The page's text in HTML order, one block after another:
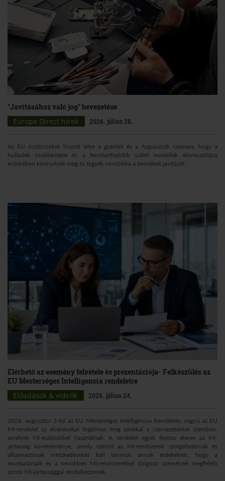
"Javításához való jog" bevezetése
Europe Direct hírek
2026. július 28.
Az EU ösztönzőket hozott létre a gyártók és a fogyasztók számára, hogy a
hulladék csökkentése és a fenntarthatóbb üzleti modellek előmozdítása
érdekében könnyítsék meg és tegyék vonzóbbá a termékek javítását.
Elérhető az esemény felvétele és prezentációja- Felkészülés az
EU Mesterséges Intelligencia rendeletre
Előadások & videók
2026. július 24.
2026. augusztus 3-tól az EU Mesterséges Intelligencia Rendelete, vagyis az EU
MI-rendelet új elvárásokat fogalmaz meg azokkal a szervezetekkel szemben,
amelyek MI-eszközöket használnak. A rendelet egyik fontos eleme az MI-
jártasság követelménye, amely szerint az MI-rendszerek szolgáltatóinak és
alkalmazóinak intézkedéseket kell tenniük annak érdekében, hogy a
munkatársaik és a nevükben MI-rendszerekkel dolgozó személyek megfelelő
szintű MI-jártassággal rendelkezzenek.